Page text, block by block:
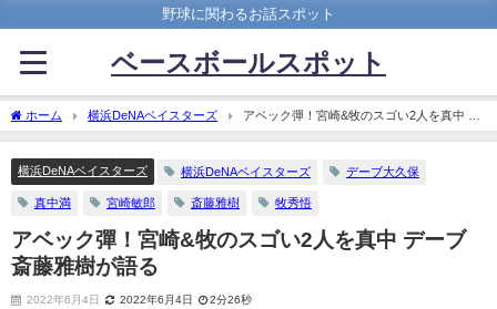
野球に関わるお話スポット
ベースボールスポット
ホーム 横浜DeNAベイスターズ
アベック彈！宮崎&牧のスゴい2人を真中 デ
ーブ 斎藤雅樹が語る
横浜DeNAベイスターズ 横浜DeNAベイスターズ デーブ大久保
真中満 宮崎敏郎 斎藤雅樹 牧秀悟
アベック彈！宮崎&牧のスゴい2人を真中 デーブ
斎藤雅樹が語る
2022年6月4日 2022年6月4日 2分26秒